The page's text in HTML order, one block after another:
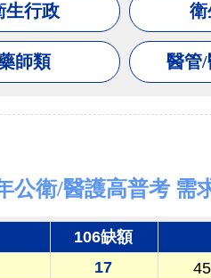
生行政 衛
師類 醫管
公衛/醫護高普考 需
106缺額
17